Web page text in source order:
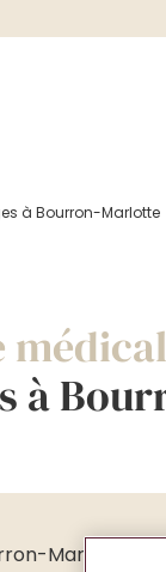
à Bourron-Marlotte
à
Marlotte,